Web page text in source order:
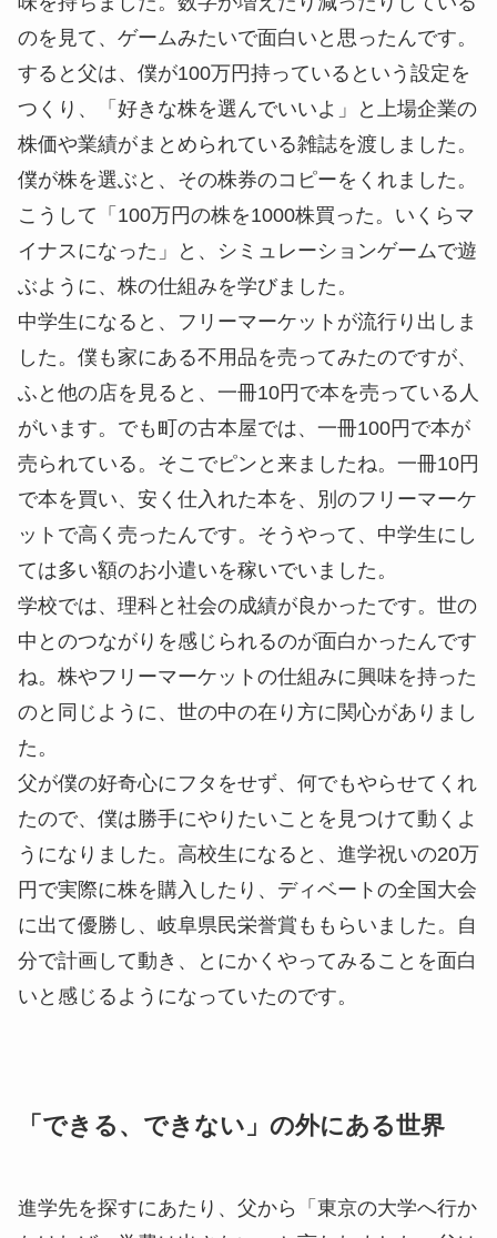
のを見て、ゲームみたいで面白いと思ったんです。
すると父は、僕が100万円持っているという設定を
つくり、「好きな株を選んでいいよ」と上場企業の
株価や業績がまとめられている雑誌を渡しました。
僕が株を選ぶと、その株券のコピーをくれました。
こうして「100万円の株を1000株買った。いくらマ
イナスになった」と、シミュレーションゲームで遊
ぶように、株の仕組みを学びました。
中学生になると、フリーマーケットが流行り出しま
した。僕も家にある不用品を売ってみたのですが、
ふと他の店を見ると、一冊10円で本を売っている人
がいます。でも町の古本屋では、一冊100円で本が
売られている。そこでピンと来ましたね。一冊10円
で本を買い、安く仕入れた本を、別のフリーマーケ
ットで高く売ったんです。そうやって、中学生にし
ては多い額のお小遣いを稼いでいました。
学校では、理科と社会の成績が良かったです。世の
中とのつながりを感じられるのが面白かったんです
ね。株やフリーマーケットの仕組みに興味を持った
のと同じように、世の中の在り方に関心がありまし
た。
父が僕の好奇心にフタをせず、何でもやらせてくれ
たので、僕は勝手にやりたいことを見つけて動くよ
うになりました。高校生になると、進学祝いの20万
円で実際に株を購入したり、ディベートの全国大会
に出て優勝し、岐阜県民栄誉賞ももらいました。自
分で計画して動き、とにかくやってみることを面白
いと感じるようになっていたのです。
「できる、できない」の外にある世界
進学先を探すにあたり、父から「東京の大学へ行か